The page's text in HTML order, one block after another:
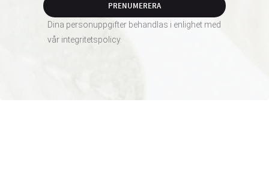
PRENUMERERA
Dina personuppgifter behandlas i enlighet med
vår integritetspolicy.